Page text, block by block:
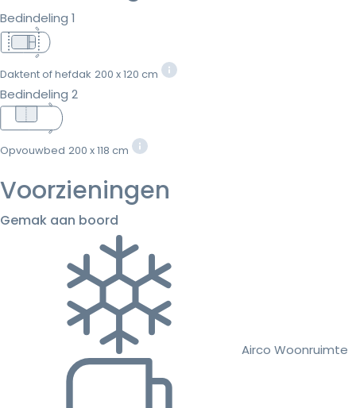
Bedindeling 1
Daktent of hefdak 200 x 120 cm
Bedindeling 2
Opvouwbed 200 x 118 cm
Voorzieningen
Gemak aan boord
Airco Woonruimte